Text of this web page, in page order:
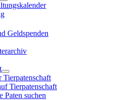
Geldspenden
Tierpatenschaft
Tierpatenschaft
Paten suchen